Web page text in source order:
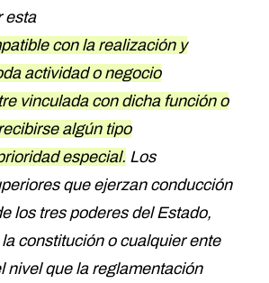
esta
con la realización y
actividad o negocio
vinculada con dicha función o
algún tipo
especial. Los
que ejerzan conducción
los tres poderes del Estado,
constitución o cualquier ente
nivel que la reglamentación